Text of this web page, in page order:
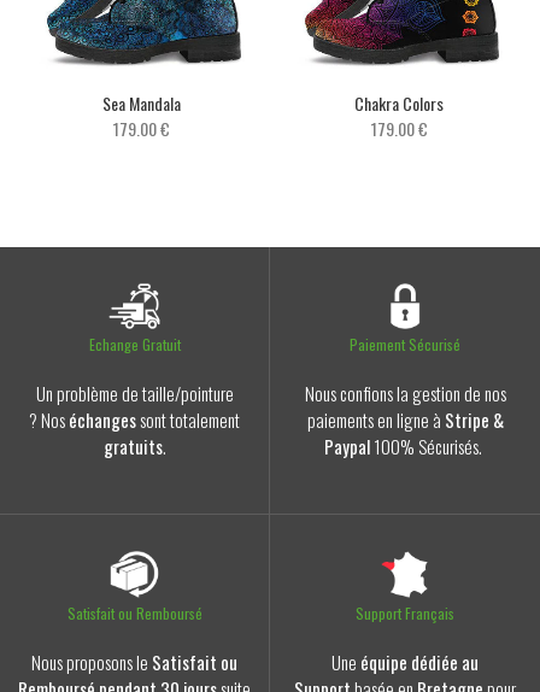
Sea Mandala
179.00 €
Chakra Colors
179.00 €
Echange Gratuit
Un problème de taille/pointure
? Noséchangessont totalement
gratuits.
Paiement Sécurisé
Nous confions la gestion de nos
paiements en ligne à Stripe &
Paypal100% Sécurisés.
Satisfait ou Remboursé
Nous proposons le Satisfait ou
Support Français
Une équipe dédiée au